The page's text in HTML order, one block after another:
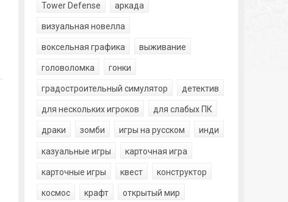
Tower Defense аркада
визуальная новелла
воксельная графика выживание
головоломка гонки
градостроительный симулятор детектив
для нескольких игроков для слабых ПК
драки зомби игры на русском инди
казуальные игры карточная игра
карточные игры квест конструктор
космос крафт открытый мир